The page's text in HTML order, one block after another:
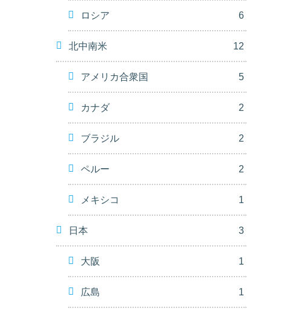
ロシア 6
北中南米 12
アメリカ合衆国 5
カナダ 2
ブラジル 2
ペルー 2
メキシコ 1
日本 3
大阪 1
広島 1